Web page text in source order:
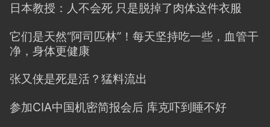
日本教授：人不会死 只是脱掉了肉体这件衣服
它们是天然“阿司匹林”！每天坚持吃一些，血管干
净，身体更健康
张又侠是死是活？猛料流出
参加CIA中国机密简报会后 库克吓到睡不好